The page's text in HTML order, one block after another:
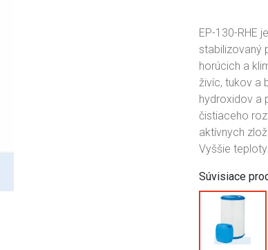
EP-130-RHE
stabilizovaný
horúcich a
živíc, tukov a
hydroxidov a
čistiaceho
aktívnych
Vyššie
Súvisiace